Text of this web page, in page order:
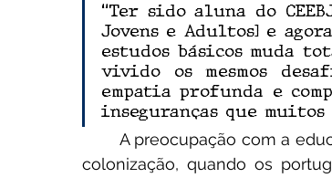
“Ter sido aluna do
Jovens e Adultos] e
estudos básicos muda
vivido os mesmos
empatia profunda e
inseguranças que
colonização, quando os